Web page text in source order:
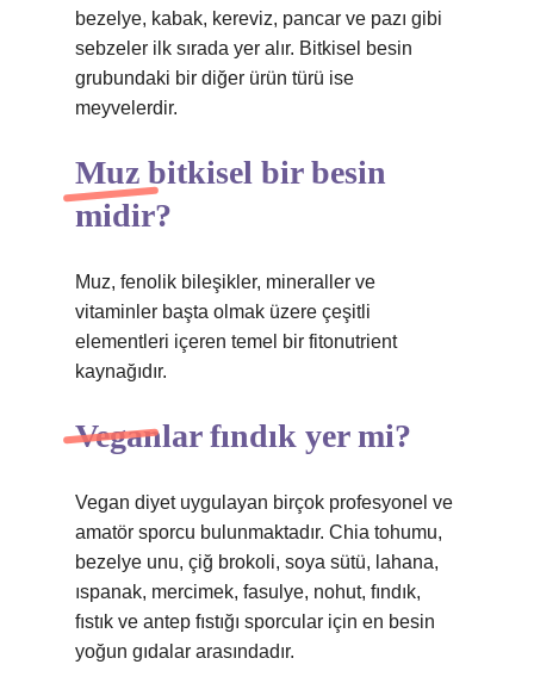
bezelye, kabak, kereviz, pancar ve pazı gibi
sebzeler ilk sırada yer alır. Bitkisel besin
grubundaki bir diğer ürün türü ise
meyvelerdir.
Muz bitkisel bir besin
midir?
Muz, fenolik bileşikler, mineraller ve
vitaminler başta olmak üzere çeşitli
elementleri içeren temel bir fitonutrient
kaynağıdır.
Veganlar fındık yer mi?
Vegan diyet uygulayan birçok profesyonel ve
amatör sporcu bulunmaktadır. Chia tohumu,
bezelye unu, çiğ brokoli, soya sütü, lahana,
ıspanak, mercimek, fasulye, nohut, fındık,
fıstık ve antep fıstığı sporcular için en besin
yoğun gıdalar arasındadır.